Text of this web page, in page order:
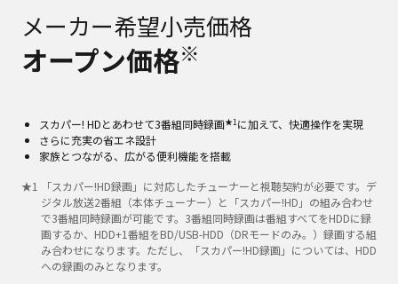
メーカー希望小売価格
オープン価格※
スカパー! HDとあわせて3番組同時録画★1 に加えて、快適操作を実現
さらに充実の省エネ設計
家族とつながる、広がる便利機能を搭載
★1
「スカパー!HD録画」に対応したチューナーと視聴契約が必要です。デ
ジタル放送2番組（本体チューナー）と「スカパー!HD」の組み合わせ
で3番組同時録画が可能です。3番組同時録画は番組すべてをHDDに録
画するか、HDD+1番組をBD/USB-HDD（DRモードのみ。）録画する組
み合わせになります。ただし、「スカパー!HD録画」については、HDD
への録画のみとなります。